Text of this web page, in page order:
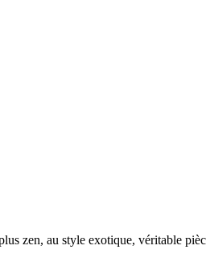
zen, au style exotique, véritable